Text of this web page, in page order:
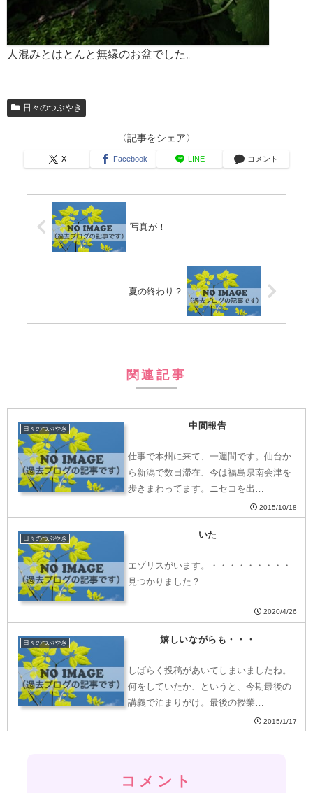
人混みとはとんと無縁のお盆でした。
日々のつぶやき
〈記事をシェア〉
X Facebook LINE コメント
写真が！
夏の終わり？
関連記事
日々のつぶやき 中間報告
仕事で本州に来て、一週間です。仙台か
ら新潟で数日滞在、今は福島県南会津を
歩きまわってます。ニセコを出…
2015/10/18
日々のつぶやき いた
エゾリスがいます。・・・・・・・・・
見つかりました？
2020/4/26
日々のつぶやき 嬉しいながらも・・・
しばらく投稿があいてしまいましたね。
何をしていたか、というと、今期最後の
講義で泊まりがけ。最後の授業…
2015/1/17
コメント